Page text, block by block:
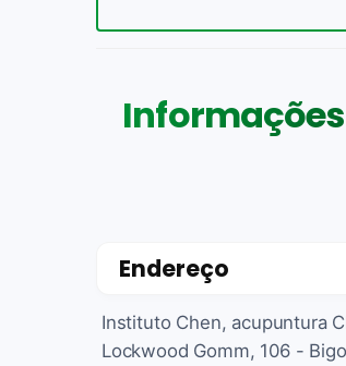
Endereço
Instituto Chen, acupuntura
Lockwood Gomm, 106 -